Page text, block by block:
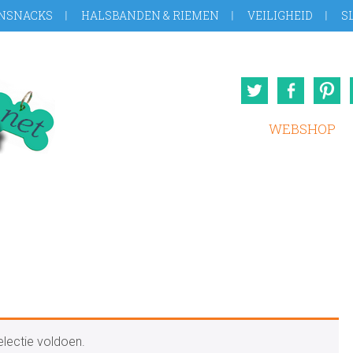
HALSBANDEN & RIEMEN VEILIGHEID
Twitter
WEBSHOP
voldoen.